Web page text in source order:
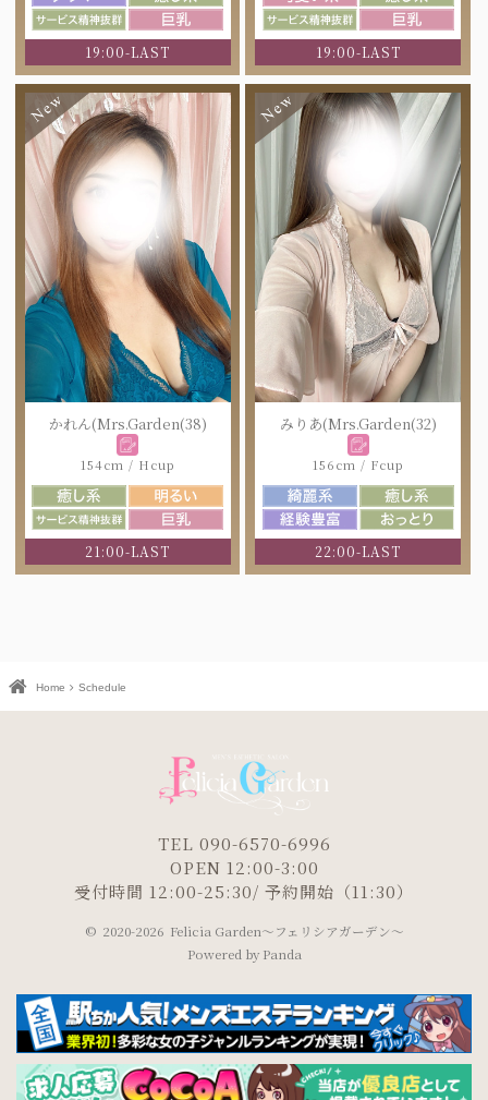
19:00-LAST 19:00-LAST
かれん(Mrs.Garden(38)
154cm / Hcup
21:00-LAST
みりあ(Mrs.Garden(32)
156cm / Fcup
22:00-LAST
Home Schedule
TEL 090-6570-6996
OPEN 12:00-3:00
受付時間 12:00-25:30/ 予約開始（11:30）
© 2020-2026 Felicia Garden～フェリシアガーデン～
Powered by Panda